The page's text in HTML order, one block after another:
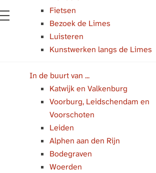
Fietsen
Bezoek de Limes
Luisteren
Kunstwerken langs de Limes
In de buurt van ...
Katwijk en Valkenburg
Voorburg, Leidschendam en
Voorschoten
Leiden
Alphen aan den Rijn
Bodegraven
Woerden